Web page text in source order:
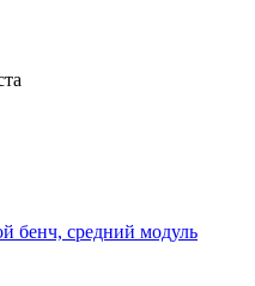
бенч, средний модуль